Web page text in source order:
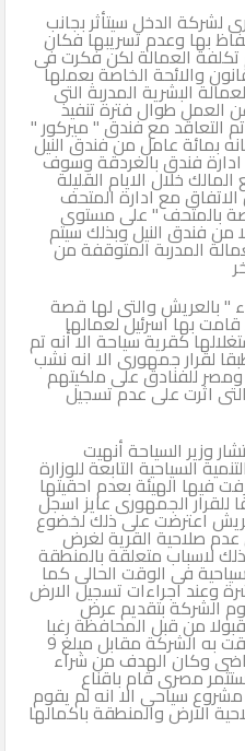
لشركة الدخل سيتأثر بجانب
بها وعدم تسريبها فكان
تكلفة العمالة لكن فكرت فى
والائحة الخاصة بعملها
البشرية المدربة التى
طوال فترة تنفيذ
التعاقد مع فندق " ميركور "
بمائة عامل من فندق النيل
ادارة فندق بالغردقة وسوف
خلال الايام القليلة
الاتفاق مع ادارة المتحف
بالمتحف " على مستوى
ان يعمل بها 70 عاملا من فندق النيل وبذلك سيتم
المدربة المتوقفة من
" بالعريش والتى لها قصة
بها اسرئيل لعمالها
كقرية سياحة الا أنه تم
لقرار جمهورى الا انه نشب
ومصر للفنادق على ملكيتهم
اثرت على عدم تسجيل
وزير السياحة أنهيت
السياحية التابعة للوزارة
فيها الهيئة بعدم احقيتها
للقرار الجمهورى عايز اسجل
اعترضت على ذلك لخضوع
عدم صلاحية القرية لغرض
لاسباب متعلقة بالمنطقة
فى الوقت الحالى كما
وعند اجراءات تسجيل الارض
الشركة بتقديم عرض
من قبل المحافظة رغبا
منها فى شرائها الامر الذى وافقت به الشركة مقابل مبلغ 9
وكان الهدف من شراء
مصرى قام باقناع
سياحى الا انه لم يقوم
الارض والمنطقة باكمالها